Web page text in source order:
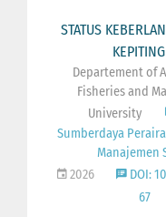
STATUS
Departement of
Fisheries and
University
Sumberdaya
Manajemen
2026
DOI:
67